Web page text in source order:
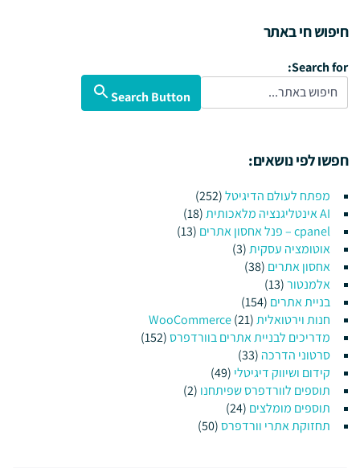
חיפוש חי באתר
Search for:
Search Button
חפשו לפי נושאים:
מפתח לעולם הדיגיטל(252)
AI אינטליגנציה מלאכותית
(18)
cpanel – פנל אחסון אתרים
(13)
אוטומציה עסקית(3)
אחסון אתרים(38)
אלמנטור(13)
בניית אתרים(154)
חנות וירטואלית WooCommerce(21)
מדריכים לבניית אתרים בוורדפרס(152)
סרטוני הדרכה(33)
קידום ושיווק דיגיטלי(49)
תוספים לוורדפרס שפיתחנו(2)
תוספים מומלצים(24)
תחזוקת אתרי וורדפרס(50)